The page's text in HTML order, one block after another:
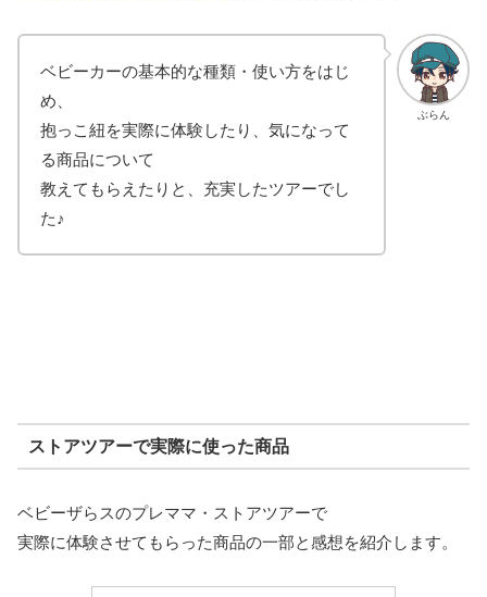
ぶらん
ベビーカーの基本的な種類・使い方をはじ
め、
抱っこ紐を実際に体験したり、気になって
る商品について
教えてもらえたりと、充実したツアーでし
た♪
ストアツアーで実際に使った商品
ベビーザらスのプレママ・ストアツアーで
実際に体験させてもらった商品の一部と感想を紹介します。